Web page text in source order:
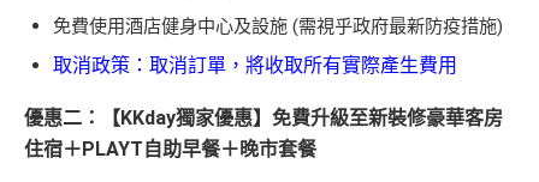
免費使用酒店健身中心及設施 (需視乎政府最新防疫措施)
取消政策：取消訂單，將收取所有實際產生費用
優惠二：【KKday獨家優惠】免費升級至新裝修豪華客房
住宿＋PLAYT自助早餐＋晚市套餐